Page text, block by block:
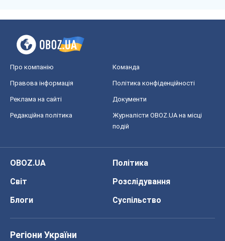
Про компанію Команда
Правова інформація Політика конфіденційності
Реклама на сайті Документи
Редакційна політика
Журналісти OBOZ.UA на місці
подій
OBOZ.UA
Політика
Світ
Розслідування
Блоги
Суспільство
Регіони України